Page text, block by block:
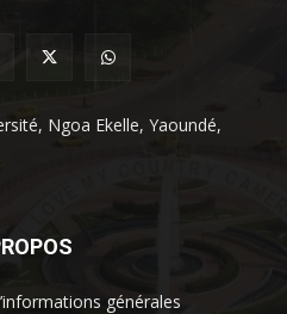
Ngoa Ekelle, Yaoundé,
générales